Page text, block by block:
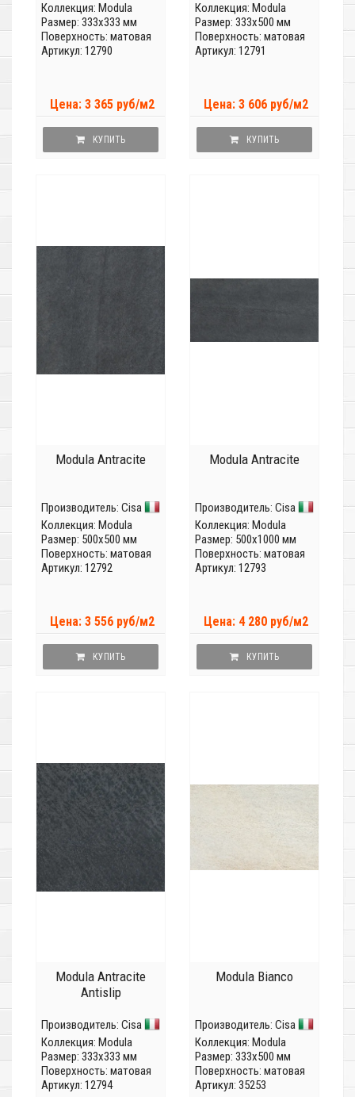
Коллекция: Modula
Размер: 333x333 мм
Поверхность: матовая
Артикул: 12790
Цена: 3 365 руб/м2
КУПИТЬ
Коллекция: Modula
Размер: 333x500 мм
Поверхность: матовая
Артикул: 12791
Цена: 3 606 руб/м2
КУПИТЬ
Modula Antracite
Производитель: Cisa
Коллекция: Modula
Размер: 500x500 мм
Поверхность: матовая
Артикул: 12792
Цена: 3 556 руб/м2
КУПИТЬ
Modula Antracite
Производитель: Cisa
Коллекция: Modula
Размер: 500x1000 мм
Поверхность: матовая
Артикул: 12793
Цена: 4 280 руб/м2
КУПИТЬ
Modula Antracite
Antislip
Производитель: Cisa
Коллекция: Modula
Размер: 333x333 мм
Поверхность: матовая
Артикул: 12794
Modula Bianco
Производитель: Cisa
Коллекция: Modula
Размер: 333x500 мм
Поверхность: матовая
Артикул: 35253